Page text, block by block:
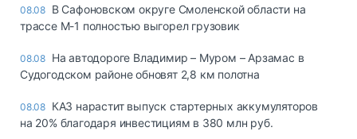
08.08 В Сафоновском округе Смоленской области на
трассе М-1 полностью выгорел грузовик
08.08 На автодороге Владимир – Муром – Арзамас в
Судогодском районе обновят 2,8 км полотна
08.08 КАЗ нарастит выпуск стартерных аккумуляторов
на 20% благодаря инвестициям в 380 млн руб.